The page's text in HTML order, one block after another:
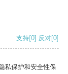
支持[0] 反对[0]
私保护和安全性保